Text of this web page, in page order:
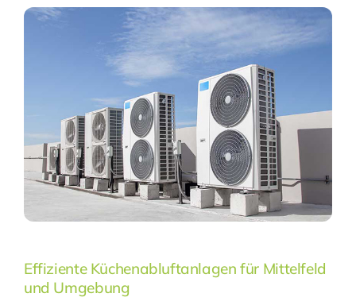
Effiziente Küchenabluftanlagen für Mittelfeld
und Umgebung